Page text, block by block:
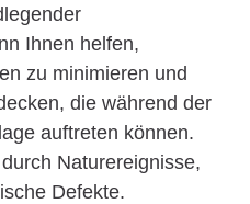
Ihnen helfen,
zu minimieren und
die während der
auftreten können.
Naturereignisse,
Defekte.